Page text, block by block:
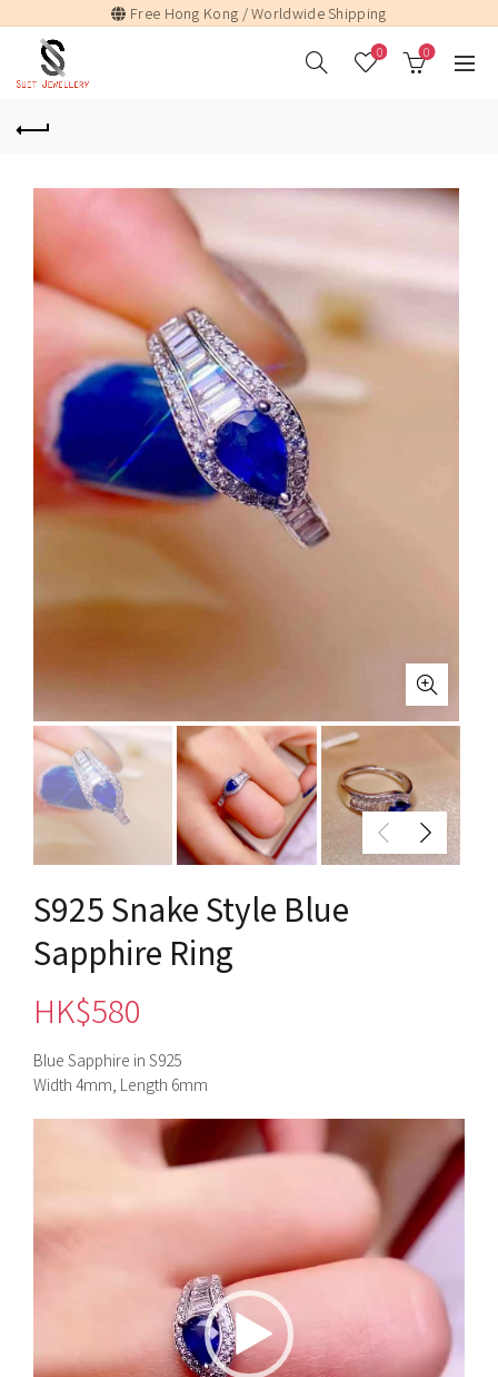
Free Hong Kong / Worldwide Shipping
0 0
S925 Snake Style Blue
Sapphire Ring
HK$580
Blue Sapphire in S925
Width 4mm, Length 6mm
器